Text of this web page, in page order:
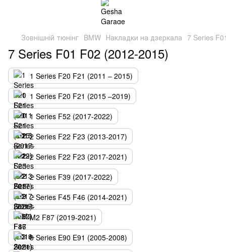
Зовнішній тюнінг BMW Накладки на дзеркала 7 Series
7 Series F01 F02 (2012-2015)
1 Series F20 F21 (2011 – 2015)
1 Series F20 F21 (2015 –2019)
1 Series F52 (2017-2022)
2 Series F22 F23 (2013-2017)
2 Series F22 F23 (2017-2021)
2 Series F39 (2017-2022)
2 Series F45 F46 (2014-2021)
M2 F87 (2019-2021)
3 Series E90 E91 (2005-2008)